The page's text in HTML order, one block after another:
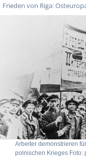
Frieden von Riga:
Arbeiter demonstrieren
polnischen Krieges Foto: